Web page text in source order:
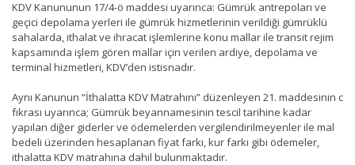
KDV Kanununun 17/4-ö maddesi uyarınca: Gümrük antrepoları ve
geçici depolama yerleri ile gümrük hizmetlerinin verildiği gümrüklü
sahalarda, ithalat ve ihracat işlemlerine konu mallar ile transit rejim
kapsamında işlem gören mallar için verilen ardiye, depolama ve
terminal hizmetleri, KDV’den istisnadır.
Aynı Kanunun “İthalatta KDV Matrahını” düzenleyen 21. maddesinin c
fıkrası uyarınca; Gümrük beyannamesinin tescil tarihine kadar
yapılan diğer giderler ve ödemelerden vergilendirilmeyenler ile mal
bedeli üzerinden hesaplanan fiyat farkı, kur farkı gibi ödemeler,
ithalatta KDV matrahına dahil bulunmaktadır.